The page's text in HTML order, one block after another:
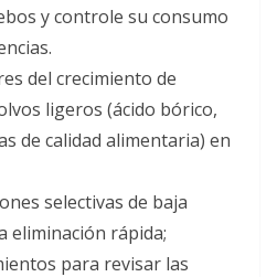
y controle su consumo
del crecimiento de
ligeros (ácido bórico,
de calidad alimentaria) en
selectivas de baja
eliminación rápida;
para revisar las